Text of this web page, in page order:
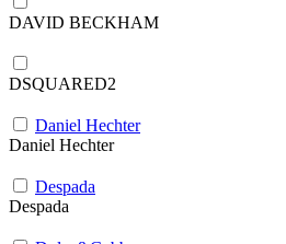
DAVID BECKHAM
DSQUARED2
Daniel Hechter
Daniel Hechter
Despada
Despada